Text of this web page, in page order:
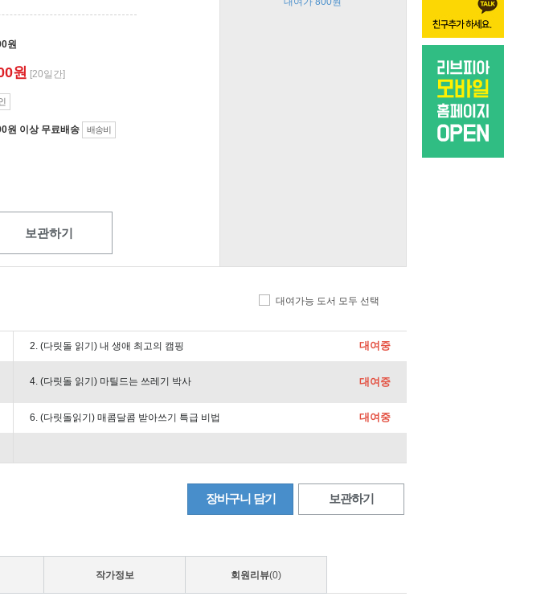
원
원 [20일간]
원 이상 무료배송 배송비
보관하기
대여가능 도서 모두 선택
2. (다릿돌 읽기) 내 생애 최고의 캠핑 대여중
4. (다릿돌 읽기) 마틸드는 쓰레기 박사 대여중
6. (다릿돌읽기) 매콤달콤 받아쓰기 특급 비법 대여중
장바구니 담기 보관하기
작가정보 회원리뷰(0)